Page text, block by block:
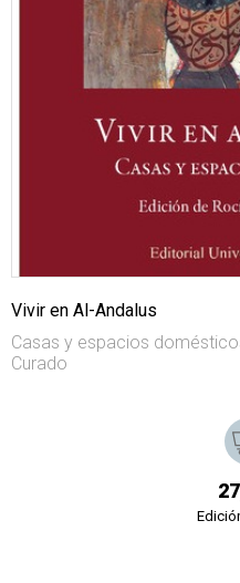
Vivir en Al-Andalus
Casas y espacios
Curado